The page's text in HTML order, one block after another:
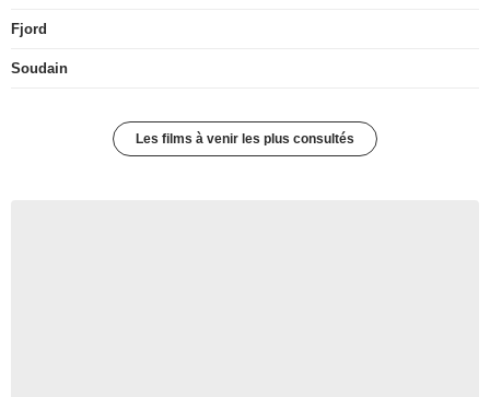
Fjord
Soudain
Les films à venir les plus consultés